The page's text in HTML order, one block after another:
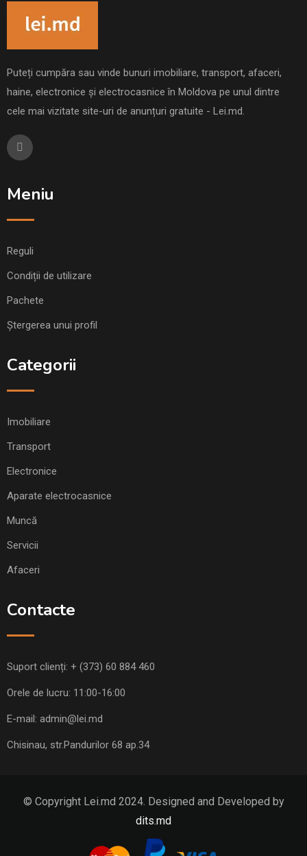
Puteți cumpăra sau vinde bunuri imobiliare, transport, afaceri,
haine, electronice și electrocasnice în Moldova pe unul dintre
cele mai vizitate site-uri de anunțuri gratuite - Lei.md.
Meniu
Reguli
Condiții de utilizare
Pachete
Ștergerea unui profil
Categorii
Imobiliare
Transport
Electronice
Aparate electrocasnice
Muncă
Servicii
Afaceri
Contacte
Suport clienți: + (373) 60 884 460
Orele de lucru: 11:00-16:00
E-mail: admin@lei.md
Chisinau, str.Pandurilor 68 ap.34
© Copyright Lei.md 2024. Designed and Developed by
dits.md